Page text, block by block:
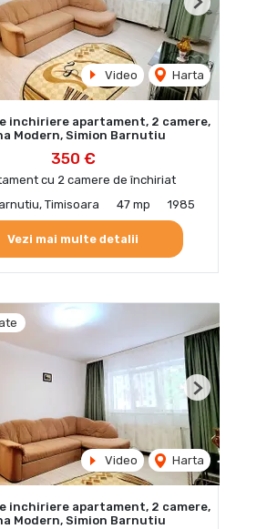
Video Harta
Next
inchiriere apartament, 2 camere,
Modern, Simion Barnutiu
350 €
cu 2 camere de închiriat
Timisoara
47 mp 1985
Vezi mai multe detalii
Video Harta
Next
inchiriere apartament, 2 camere,
Modern, Simion Barnutiu